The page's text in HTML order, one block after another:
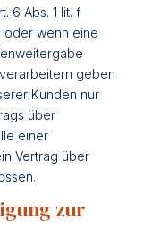
6 Abs. 1 lit. f
oder wenn eine
geben
Kunden nur
über
einer
Vertrag über
zur